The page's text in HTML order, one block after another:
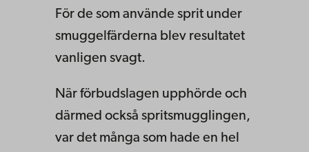
För de som använde sprit under
smuggelfärderna blev resultatet
vanligen svagt.
När förbudslagen upphörde och
därmed också spritsmugglingen,
var det många som hade en hel